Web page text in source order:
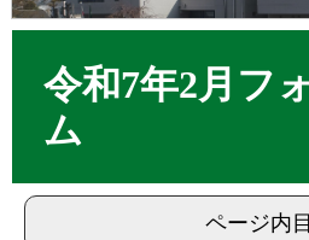
令和7年2月フ
ム
ページ内